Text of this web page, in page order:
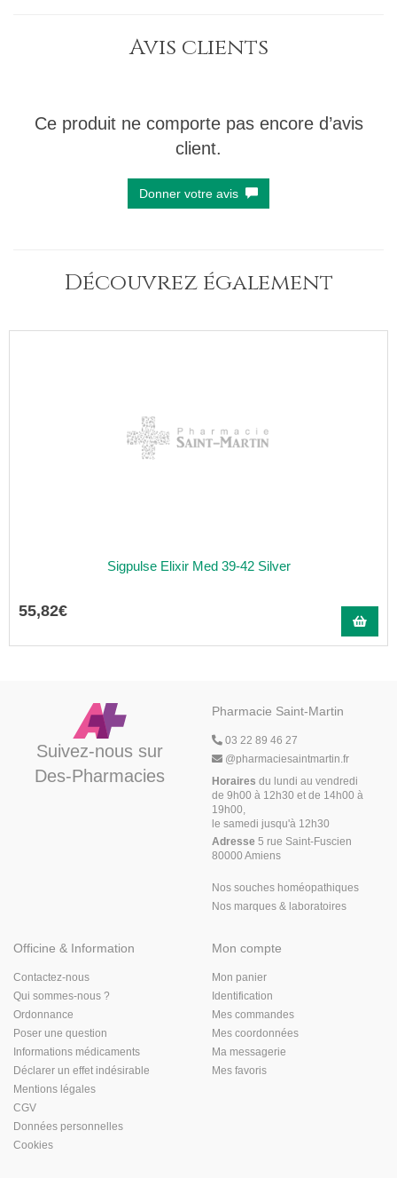
Avis clients
Ce produit ne comporte pas encore d’avis
client.
Donner votre avis
Découvrez également
Sigpulse Elixir Med 39-42 Silver
55,82€
Suivez-nous sur
Des-Pharmacies
Pharmacie Saint-Martin
03 22 89 46 27
@pharmaciesaintmartin.fr
Horaires du lundi au vendredi
de 9h00 à 12h30 et de 14h00 à
19h00,
le samedi jusqu'à 12h30
Adresse 5 rue Saint-Fuscien
80000 Amiens
Nos souches homéopathiques
Nos marques & laboratoires
Officine & Information
Contactez-nous
Qui sommes-nous ?
Ordonnance
Poser une question
Informations médicaments
Déclarer un effet indésirable
Mentions légales
CGV
Données personnelles
Cookies
Mon compte
Mon panier
Identification
Mes commandes
Mes coordonnées
Ma messagerie
Mes favoris